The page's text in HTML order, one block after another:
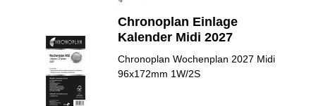
Chronoplan Einlage
Kalender Midi 2027
Chronoplan Wochenplan 2027 Midi
96x172mm 1W/2S